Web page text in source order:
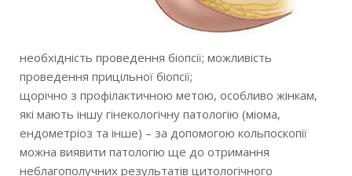
необхідність проведення біопсії; можливість
проведення прицільної біопсії;
щорічно з профілактичною метою, особливо жінкам,
які мають іншу гінекологічну патологію (міома,
ендометріоз та інше) – за допомогою кольпоскопії
можна виявити патологію ще до отримання
неблагополучних результатів цитологічного